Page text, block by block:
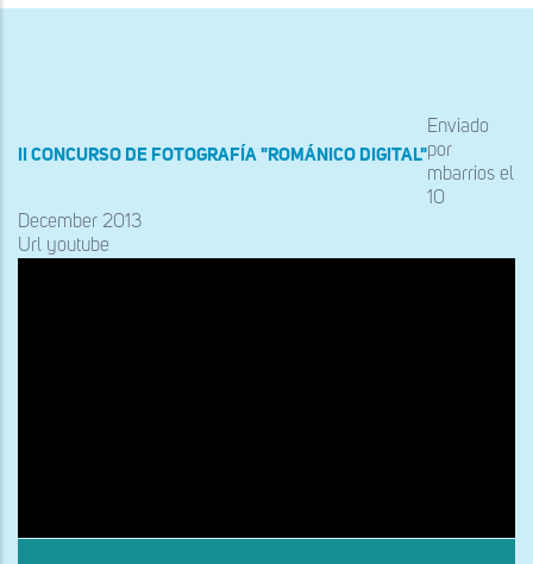
navegación
II CONCURSO DE FOTOGRAFÍA "ROMÁNICO DIGITAL"
Enviado
por
mbarrios el
10
December 2013
Url youtube